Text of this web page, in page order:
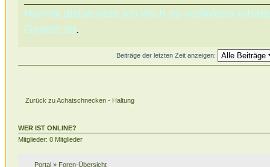
Hiermit distanziere ich mich zu verlinkten
Gesetz ist.
Beiträge der letzten Zeit anzeigen:
Zurück zu Achatschnecken - Haltung
WER IST ONLINE?
Mitglieder: 0 Mitglieder
Portal» Foren-Übersicht